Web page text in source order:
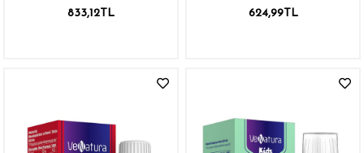
833,12TL
Şurup 150 ml
624,99TL